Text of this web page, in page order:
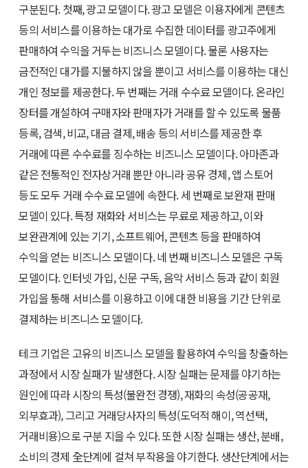
구분된다. 첫째, 광고 모델이다. 광고 모델은 이용자에게 콘텐츠
등의 서비스를 이용하는 대가로 수집한 데이터를 광고주에게
판매하여 수익을 거두는 비즈니스 모델이다. 물론 사용자는
금전적인 대가를 지불하지 않을 뿐이고 서비스를 이용하는 대신
개인 정보를 제공한다. 두 번째는 거래 수수료 모델이다. 온라인
장터를 개설하여 구매자와 판매자가 거래를 할 수 있도록 물품
등록, 검색, 비교, 대금 결제, 배송 등의 서비스를 제공한 후
거래에 따른 수수료를 징수하는 비즈니스 모델이다. 아마존과
같은 전통적인 전자상거래 뿐만 아니라 공유 경제, 앱 스토어
등도 모두 거래 수수료 모델에 속한다. 세 번째로 보완재 판매
모델이 있다. 특정 재화와 서비스는 무료로 제공하고, 이와
보완관계에 있는 기기, 소프트웨어, 콘텐츠 등을 판매하여
수익을 얻는 비즈니스 모델이다. 네 번째 비즈니스 모델은 구독
모델이다. 인터넷 가입, 신문 구독, 음악 서비스 등과 같이 회원
가입을 통해 서비스를 이용하고 이에 대한 비용을 기간 단위로
결제하는 비즈니스 모델이다.
테크 기업은 고유의 비즈니스 모델을 활용하여 수익을 창출하는
과정에서 시장 실패가 발생한다. 시장 실패는 문제를 야기하는
원인에 따라 시장의 특성(불완전 경쟁), 재화의 속성(공공재,
외부효과), 그리고 거래당사자의 특성(도덕적 해이, 역선택,
거래비용)으로 구분 지을 수 있다. 또한 시장 실패는 생산, 분배,
소비의 경제 全단계에 걸쳐 부작용을 야기한다. 생산단계에서는